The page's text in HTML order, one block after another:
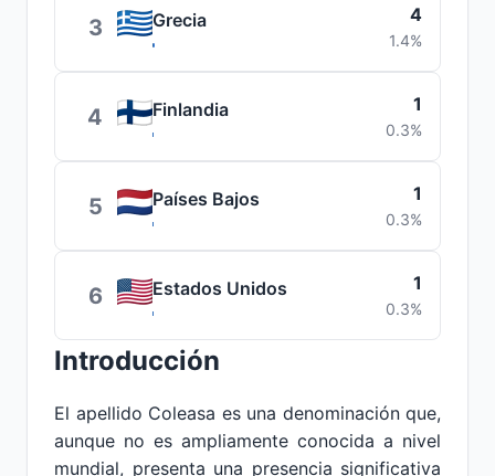
3 Grecia 4
1.4%
4 Finlandia 1
0.3%
5 Países Bajos 1
0.3%
6 Estados Unidos 1
0.3%
Introducción
El apellido Coleasa es una denominación que,
aunque no es ampliamente conocida a nivel
mundial, presenta una presencia significativa